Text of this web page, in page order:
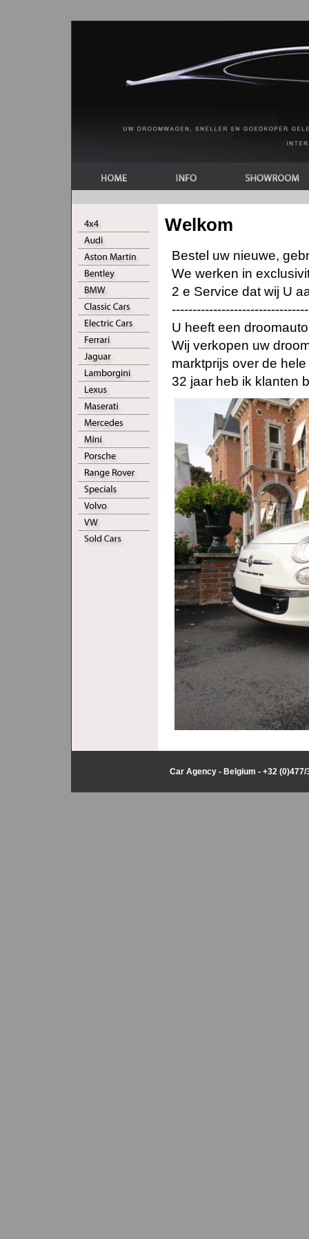
Welkom
Bestel uw nieuwe,
We werken in
2 e Service dat wij U
U heeft een
Wij verkopen uw
marktprijs over de
32 jaar heb ik klanten
Car Agency - Belgium - +32